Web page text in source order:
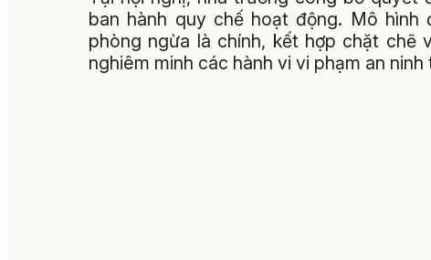
ban hành quy chế hoạt động. Mô hình
phòng ngừa là chính, kết hợp chặt chẽ
nghiêm minh các hành vi vi phạm an ninh